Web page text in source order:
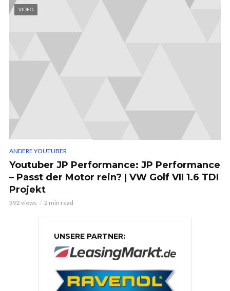
VIDEO
ANDERE YOUTUBER
Youtuber JP Performance: JP Performance
– Passt der Motor rein? | VW Golf VII 1.6 TDI
Projekt
392 views 2 min read
UNSERE PARTNER: